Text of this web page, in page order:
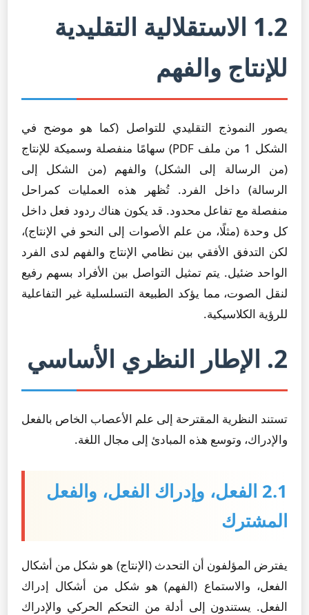
1.2 الاستقلالية التقليدية
للإنتاج والفهم
يصور النموذج التقليدي للتواصل (كما هو موضح في
الشكل 1 من ملف PDF) سهامًا منفصلة وسميكة للإنتاج
(من الرسالة إلى الشكل) والفهم (من الشكل إلى
الرسالة) داخل الفرد. تُظهر هذه العمليات كمراحل
منفصلة مع تفاعل محدود. قد يكون هناك ردود فعل داخل
كل وحدة (مثلًا، من علم الأصوات إلى النحو في الإنتاج)،
لكن التدفق الأفقي بين نظامي الإنتاج والفهم لدى الفرد
الواحد ضئيل. يتم تمثيل التواصل بين الأفراد بسهم رفيع
لنقل الصوت، مما يؤكد الطبيعة التسلسلية غير التفاعلية
للرؤية الكلاسيكية.
2. الإطار النظري الأساسي
تستند النظرية المقترحة إلى علم الأعصاب الخاص بالفعل
والإدراك، وتوسع هذه المبادئ إلى مجال اللغة.
2.1 الفعل، وإدراك الفعل، والفعل
المشترك
يفترض المؤلفون أن التحدث (الإنتاج) هو شكل من أشكال
الفعل، والاستماع (الفهم) هو شكل من أشكال إدراك
الفعل. يستندون إلى أدلة من التحكم الحركي والإدراك